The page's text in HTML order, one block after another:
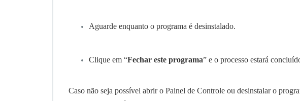
Aguarde enquanto o programa é desinstalado.
Clique em “Fechar este programa” e o processo estará
Caso não seja possível abrir o Painel de Controle ou desinstalar o